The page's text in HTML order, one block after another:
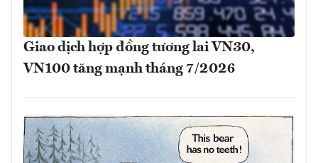
Giao dịch hợp đồng tương lai VN30,
VN100 tăng mạnh tháng 7/2026